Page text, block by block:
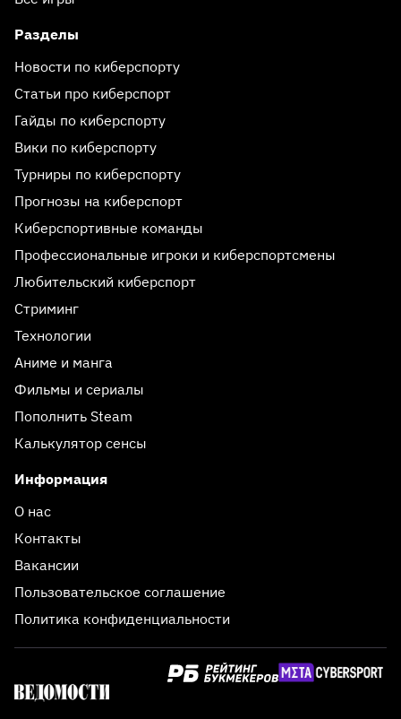
Разделы
Новости по киберспорту
Статьи про киберспорт
Гайды по киберспорту
Вики по киберспорту
Турниры по киберспорту
Прогнозы на киберспорт
Киберспортивные команды
Профессиональные игроки и киберспортсмены
Любительский киберспорт
Стриминг
Технологии
Аниме и манга
Фильмы и сериалы
Пополнить Steam
Калькулятор сенсы
Информация
О нас
Контакты
Вакансии
Пользовательское соглашение
Политика конфиденциальности